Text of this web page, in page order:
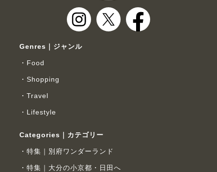
Genres｜ジャンル
Food
Shopping
Travel
Lifestyle
Categories｜カテゴリー
特集｜別府ワンダーランド
特集｜大分の小京都・日田へ